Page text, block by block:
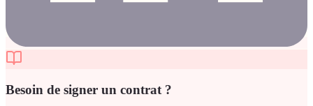
Besoin de signer un contrat ?